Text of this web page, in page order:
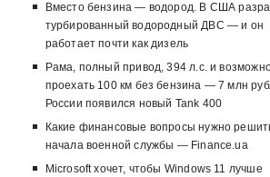
Вместо бензина — водород. В США
турбированный водородный ДВС — и он
работает почти как дизель
Рама, полный привод, 394 л.с. и
проехать 100 км без бензина — 7 млн
России появился новый Tank 400
Какие финансовые вопросы нужно
начала военной службы — Finance.ua
Microsoft хочет, чтобы Windows 11 лучше